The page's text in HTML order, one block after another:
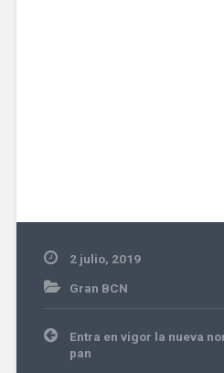
2 julio, 2019
Gran BCN
Navegación
entradas
Entra en vigor la nueva
pan